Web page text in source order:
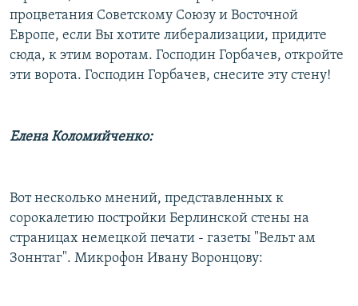
процветания Советскому Союзу и Восточной
Европе, если Вы хотите либерализации, придите
сюда, к этим воротам. Господин Горбачев, откройте
эти ворота. Господин Горбачев, снесите эту стену!
Елена Коломийченко:
Вот несколько мнений, представленных к
сорокалетию постройки Берлинской стены на
страницах немецкой печати - газеты "Вельт ам
Зоннтаг". Микрофон Ивану Воронцову: